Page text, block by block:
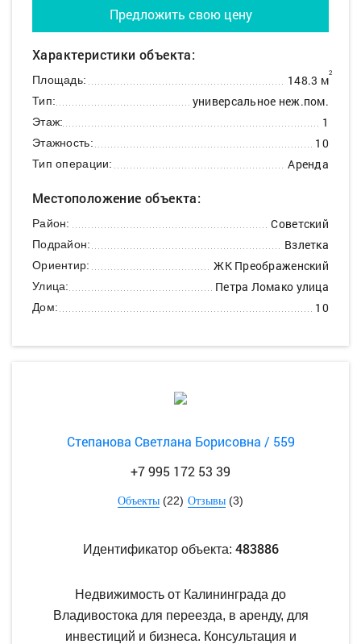
Предложить свою цену
Характеристики объекта:
Площадь: 148.3 м2
Тип: универсальное неж.пом.
Этаж: 1
Этажность: 10
Тип операции: Аренда
Местоположение объекта:
Район: Советский
Подрайон: Взлетка
Ориентир: ЖК Преображенский
Улица: Петра Ломако улица
Дом: 10
Степанова Светлана Борисовна / 559
+7 995 172 53 39
Объекты (22) Отзывы (3)
Идентификатор объекта: 483886
Недвижимость от Калининграда до
Владивостока для переезда, в аренду, для
инвестиций и бизнеса. Консультация и